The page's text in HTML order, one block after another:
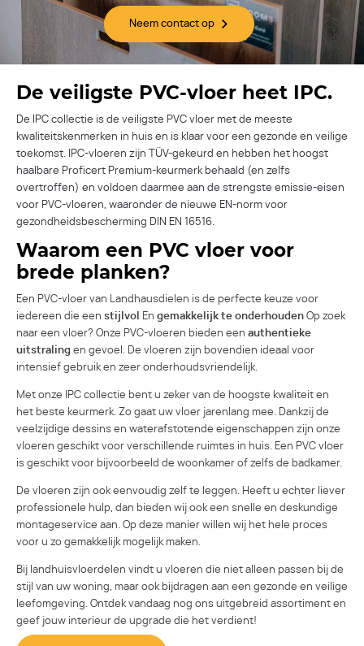
Neem contact op
De veiligste PVC-vloer heet IPC.
De IPC collectie is de veiligste PVC vloer met de meeste
kwaliteitskenmerken in huis en is klaar voor een gezonde en veilige
toekomst. IPC-vloeren zijn TÜV-gekeurd en hebben het hoogst
haalbare Proficert Premium-keurmerk behaald (en zelfs
overtroffen) en voldoen daarmee aan de strengste emissie-eisen
voor PVC-vloeren, waaronder de nieuwe EN-norm voor
gezondheidsbescherming DIN EN 16516.
Waarom een PVC vloer voor
brede planken?
Een PVC-vloer van Landhausdielen is de perfecte keuze voor
iedereen die een stijlvol En gemakkelijk te onderhouden Op zoek
naar een vloer? Onze PVC-vloeren bieden een authentieke
uitstraling en gevoel. De vloeren zijn bovendien ideaal voor
intensief gebruik en zeer onderhoudsvriendelijk.
Met onze IPC collectie bent u zeker van de hoogste kwaliteit en
het beste keurmerk. Zo gaat uw vloer jarenlang mee. Dankzij de
veelzijdige dessins en waterafstotende eigenschappen zijn onze
vloeren geschikt voor verschillende ruimtes in huis. Een PVC vloer
is geschikt voor bijvoorbeeld de woonkamer of zelfs de badkamer.
De vloeren zijn ook eenvoudig zelf te leggen. Heeft u echter liever
professionele hulp, dan bieden wij ook een snelle en deskundige
montageservice aan. Op deze manier willen wij het hele proces
voor u zo gemakkelijk mogelijk maken.
Bij landhuisvloerdelen vindt u vloeren die niet alleen passen bij de
stijl van uw woning, maar ook bijdragen aan een gezonde en veilige
leefomgeving. Ontdek vandaag nog ons uitgebreid assortiment en
geef jouw interieur de upgrade die het verdient!